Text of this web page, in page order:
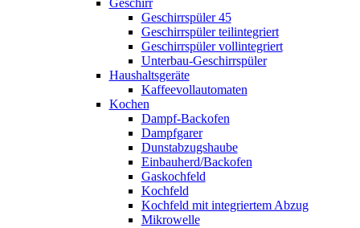
Geschirr
Geschirrspüler 45
Geschirrspüler teilintegriert
Geschirrspüler vollintegriert
Unterbau-Geschirrspüler
Haushaltsgeräte
Kaffeevollautomaten
Kochen
Dampf-Backofen
Dampfgarer
Dunstabzugshaube
Einbauherd/Backofen
Gaskochfeld
Kochfeld
Kochfeld mit integriertem Abzug
Mikrowelle